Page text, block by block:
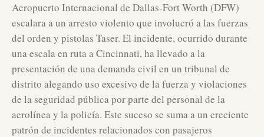
Aeropuerto Internacional de Dallas-Fort Worth (DFW)
escalara a un arresto violento que involucró a las fuerzas
del orden y pistolas Taser. El incidente, ocurrido durante
una escala en ruta a Cincinnati, ha llevado a la
presentación de una demanda civil en un tribunal de
distrito alegando uso excesivo de la fuerza y violaciones
de la seguridad pública por parte del personal de la
aerolínea y la policía. Este suceso se suma a un creciente
patrón de incidentes relacionados con pasajeros